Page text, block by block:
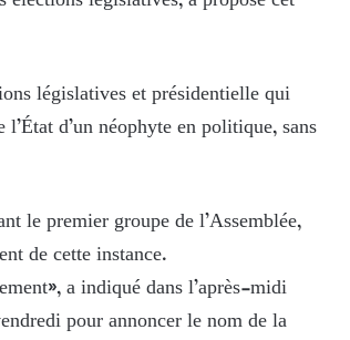
législatives et présidentielle qui
d’un néophyte en politique, sans
le premier groupe de l’Assemblée,
de cette instance.
a indiqué dans l’après-midi
pour annoncer le nom de la